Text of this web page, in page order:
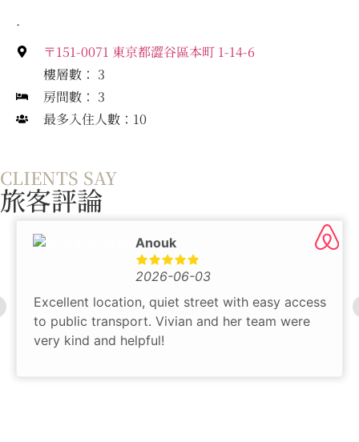
.
〒151-0071 東京都澀谷區本町 1-14-6
樓層數： 3
房間數： 3
最多入住人數：10
CLIENTS SAY
旅客評論
Anouk
2026-06-03
Excellent location, quiet street with easy access
to public transport. Vivian and her team were
very kind and helpful!